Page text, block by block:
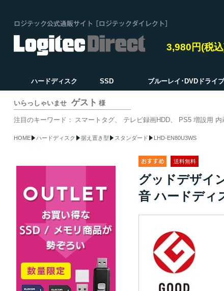
3,980円(税
ハードディスク SSD ブルーレイ･DVDドライブ
いらっしゃいませ ゲスト 様
注目のキーワード： スマートタグ テレビ録画HDD PS5 増設用 内
HOME ハードディスク 据え置き型 スタンダード LHD-EN80U3WS
送料無料
グッドデザイ
音 ハードディ